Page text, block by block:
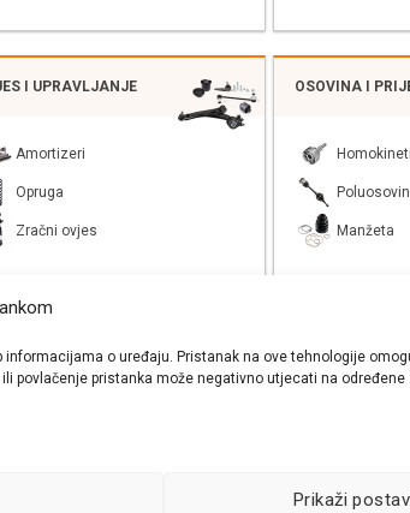
o uređaju. Pristanak na ove tehnologije
povlačenje pristanka može negativno utjecati na
Prikaži
I UPRAVLJANJE
Amortizeri
Opruga
Zračni ovjes
OSOVINA I
Manžeta